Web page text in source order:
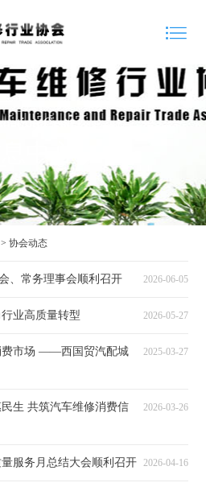
Center
>协会动态
、常务理事会顺利召开 2026-06-05
业高质量转型 2026-05-27
费市场 ——西国贸汽配城
2025-03-27
生 共筑汽车维修消费信
2026-03-26
服务月总结大会顺利召开 2026-04-16